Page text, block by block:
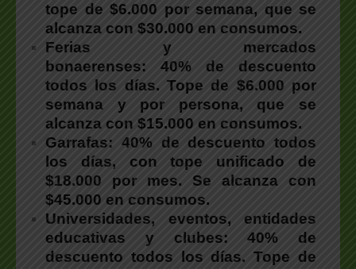
tope de $6.000 por semana, que se
alcanza con $30.000 en consumos.
Ferias y mercados
bonaerenses: 40% de descuento
todos los días. Tope de $6.000 por
semana y por persona, que se
alcanza con $15.000 en consumos.
Garrafas: 40% de descuento todos
los días, con tope unificado de
$18.000 por mes. Se alcanza con
$45.000 en consumos.
Universidades, eventos, entidades
educativas y clubes: 40% de
descuento todos los días. Tope de